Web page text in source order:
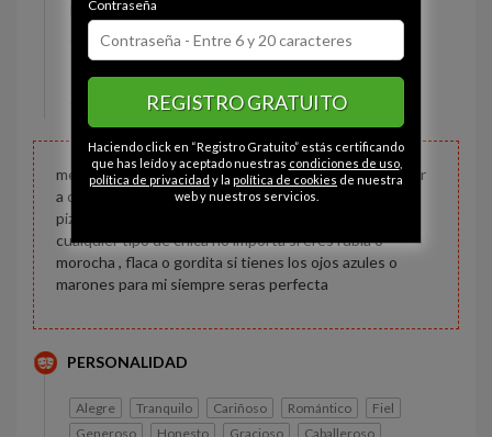
Estado civil:
Ojos: Marrón
Constitución: Normal
me gusta divertirme con mis amigos, salir a beber , salir
a correr , hacer un poco de deporte , me encanta la
pizza,helados y hacer cosas extremas , me gusta
cualquier tipo de chica no importa si eres rubia o
morocha , flaca o gordita si tienes los ojos azules o
marones para mi siempre seras perfecta
PERSONALIDAD
Alegre Tranquilo Cariñoso Romántico
Fiel
Generoso
Honesto Gracioso Caballeroso
Contraseña
REGISTRO GRATUITO
Haciendo click en “Registro Gratuito” estás certificando
que has leído y aceptado nuestras condiciones de uso,
política de privacidad y la política de cookies de nuestra
web y nuestros servicios.